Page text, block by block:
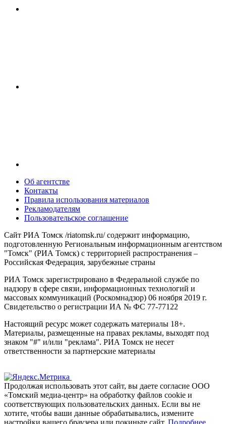
Об агентстве
Контакты
Правила использования материалов
Рекламодателям
Пользовательское соглашение
Сайт РИА Томск /riatomsk.ru/ содержит информацию,
подготовленную Региональным информационным агентством
"Томск" (РИА Томск) с территорией распространения –
Российская Федерация, зарубежные страны
РИА Томск зарегистрировано в Федеральной службе по
надзору в сфере связи, информационных технологий и
массовых коммуникаций (Роскомнадзор) 06 ноября 2019 г.
Свидетельство о регистрации ИА № ФС 77-77122
Настоящий ресурс может содержать материалы 18+.
Материалы, размещенные на правах рекламы, выходят под
знаком "#" и/или "реклама". РИА Томск не несет
ответственности за партнерские материалы
Продолжая использовать этот сайт, вы даете согласие ООО
«Томский медиа-центр» на обработку файлов cookie и
соответствующих пользовательских данных. Если вы не
хотите, чтобы ваши данные обрабатывались, измените
настройки вашего браузера или покиньте сайт. Подробнее